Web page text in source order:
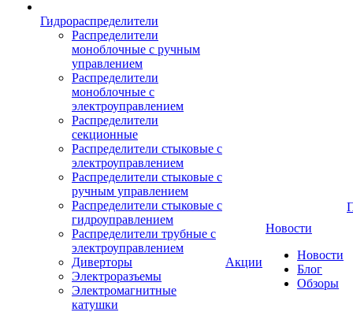
Гидрораспределители
Распределители
моноблочные с ручным
управлением
Распределители
моноблочные с
электроуправлением
Распределители
секционные
Распределители стыковые с
электроуправлением
Распределители стыковые с
ручным управлением
Распределители стыковые с
гидроуправлением
Распределители трубные с
электроуправлением
Диверторы
Электроразъемы
Электромагнитные
катушки
Акции
Новости
Новости
Блог
Обзоры